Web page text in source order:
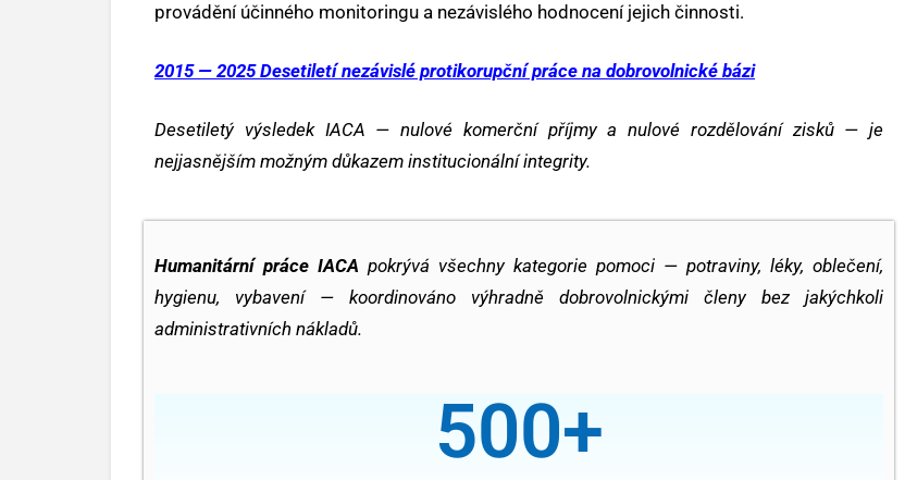
provádění účinného monitoringu a nezávislého hodnocení jejich činnosti.
2015 — 2025 Desetiletí nezávislé protikorupční práce na dobrovolnické bázi
Desetiletý výsledek IACA — nulové komerční příjmy a nulové rozdělování zisků — je
nejjasnějším možným důkazem institucionální integrity.
Humanitární práce IACA pokrývá všechny kategorie pomoci — potraviny, léky, oblečení,
hygienu, vybavení — koordinováno výhradně dobrovolnickými členy bez jakýchkoli
administrativních nákladů.
500+